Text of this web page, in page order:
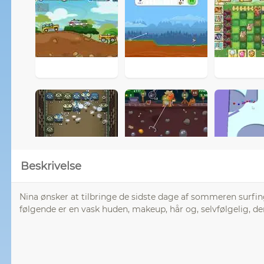
Beskrivelse
Nina ønsker at tilbringe de sidste dage af sommeren
følgende er en vask huden, makeup, hår og, selvfølgelig,